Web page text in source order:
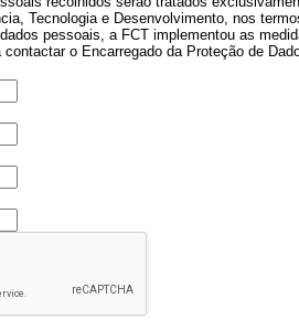
Tecnologia e Desenvolvimento, nos
pessoais, a FCT implementou as
o Encarregado da Proteção de